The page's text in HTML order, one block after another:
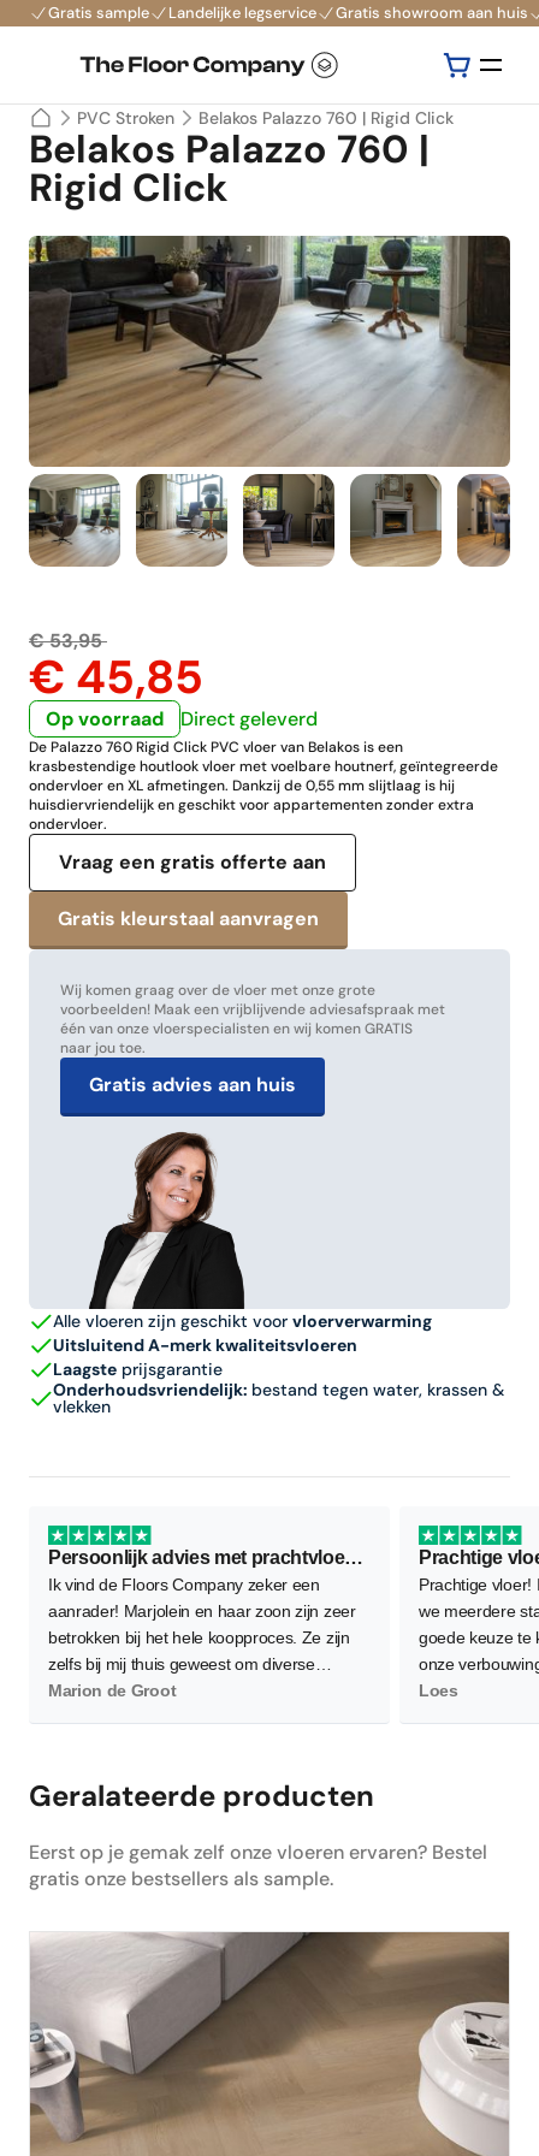
Gratis sample Landelijke legservice Gratis showroom aan huis
PVC Stroken Belakos Palazzo 760 | Rigid Click
Belakos Palazzo 760 |
Rigid Click
€ 45,85
€ 53,95
Op voorraad Direct geleverd
De Palazzo 760 Rigid Click PVC vloer van Belakos is een
krasbestendige houtlook vloer met voelbare houtnerf, geïntegreerde
ondervloer en XL afmetingen. Dankzij de 0,55 mm slijtlaag is hij
huisdiervriendelijk en geschikt voor appartementen zonder extra
ondervloer.
Vraag een gratis offerte aan
Wij komen graag over de vloer met onze grote
voorbeelden! Maak een vrijblijvende adviesafspraak met
één van onze vloerspecialisten en wij komen GRATIS
naar jou toe.
Gratis advies aan huis
Alle vloeren zijn geschikt voor vloerverwarming
Uitsluitend A-merk kwaliteitsvloeren
Laagste prijsgarantie
Onderhoudsvriendelijk: bestand tegen water, krassen &
vlekken
Persoonlijk advies met prachtvloer als resultaat
Ik vind de Floors Company zeker een
aanrader! Marjolein en haar zoon zijn zeer
betrokken bij het hele koopproces. Ze zijn
zelfs bij mij thuis geweest om diverse
vloeren te demonstreren waarbij ze flink wat
ervaren. Daarnaast, en dat is het
met de nieuwe PVC vloer! Hij is heel netjes
gelegd en is nu de absolute blikvanger in
weer mijn vloer bestellen via Floors
Company.
Marion de Groot
Prachtige
Prachtige vloer!
we meerdere
goede keuze te
onze
waardoor de
Loes
Geralateerde producten
Eerst op je gemak zelf onze vloeren ervaren? Bestel
gratis onze bestsellers als sample.